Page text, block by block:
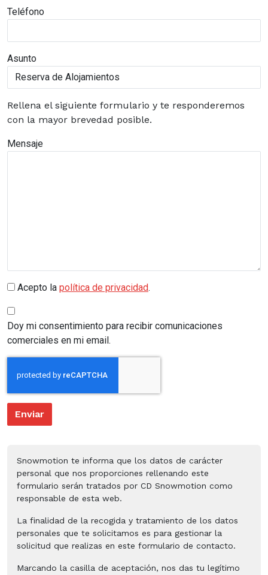
Teléfono
Asunto
Rellena el siguiente formulario y te responderemos
con la mayor brevedad posible.
Mensaje
Acepto la política de privacidad.
Doy mi consentimiento para recibir comunicaciones
comerciales en mi email.
Enviar
Snowmotion te informa que los datos de carácter
personal que nos proporciones rellenando este
formulario serán tratados por CD Snowmotion como
responsable de esta web.
La finalidad de la recogida y tratamiento de los datos
personales que te solicitamos es para gestionar la
solicitud que realizas en este formulario de contacto.
Marcando la casilla de aceptación, nos das tu legítimo